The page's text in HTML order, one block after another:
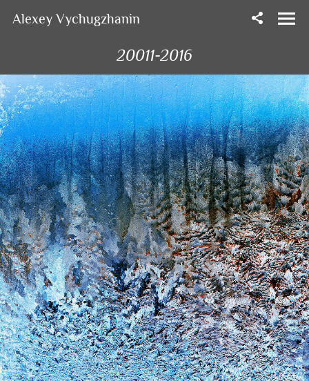
Alexey Vychugzhanin
20011-2016